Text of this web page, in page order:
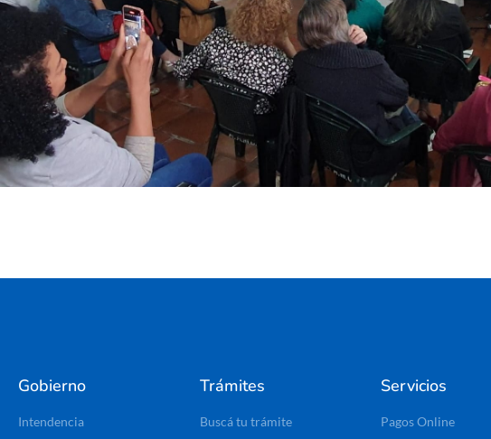
Gobierno
Intendencia
Trámites
Buscá tu trámite
Servicios
Pagos Online